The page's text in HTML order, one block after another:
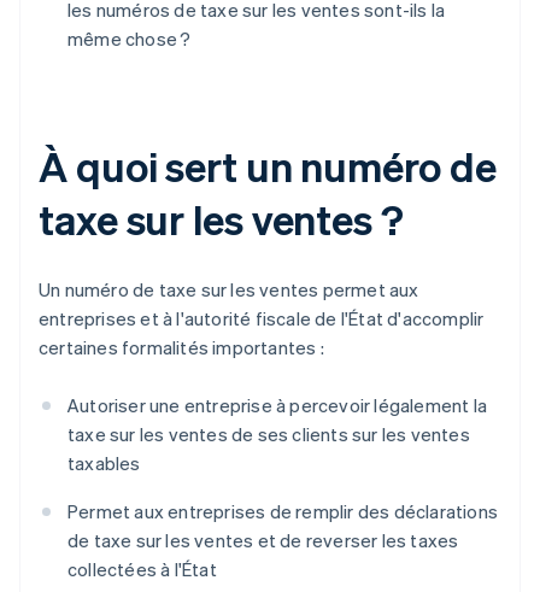
les numéros de taxe sur les ventes sont-ils la
même chose ?
À quoi sert un numéro de
taxe sur les ventes ?
Un numéro de taxe sur les ventes permet aux
entreprises et à l'autorité fiscale de l'État d'accomplir
certaines formalités importantes :
Autoriser une entreprise à percevoir légalement la
taxe sur les ventes de ses clients sur les ventes
taxables
Permet aux entreprises de remplir des déclarations
de taxe sur les ventes et de reverser les taxes
collectées à l'État